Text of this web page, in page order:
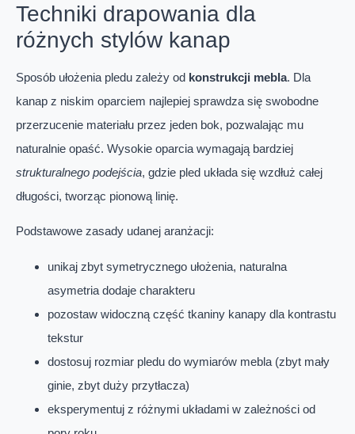
Techniki drapowania dla
różnych stylów kanap
Sposób ułożenia pledu zależy od konstrukcji mebla. Dla
kanap z niskim oparciem najlepiej sprawdza się swobodne
przerzucenie materiału przez jeden bok, pozwalając mu
naturalnie opaść. Wysokie oparcia wymagają bardziej
strukturalnego podejścia, gdzie pled układa się wzdłuż całej
długości, tworząc pionową linię.
Podstawowe zasady udanej aranżacji:
unikaj zbyt symetrycznego ułożenia, naturalna
asymetria dodaje charakteru
pozostaw widoczną część tkaniny kanapy dla kontrastu
tekstur
dostosuj rozmiar pledu do wymiarów mebla (zbyt mały
ginie, zbyt duży przytłacza)
eksperymentuj z różnymi układami w zależności od